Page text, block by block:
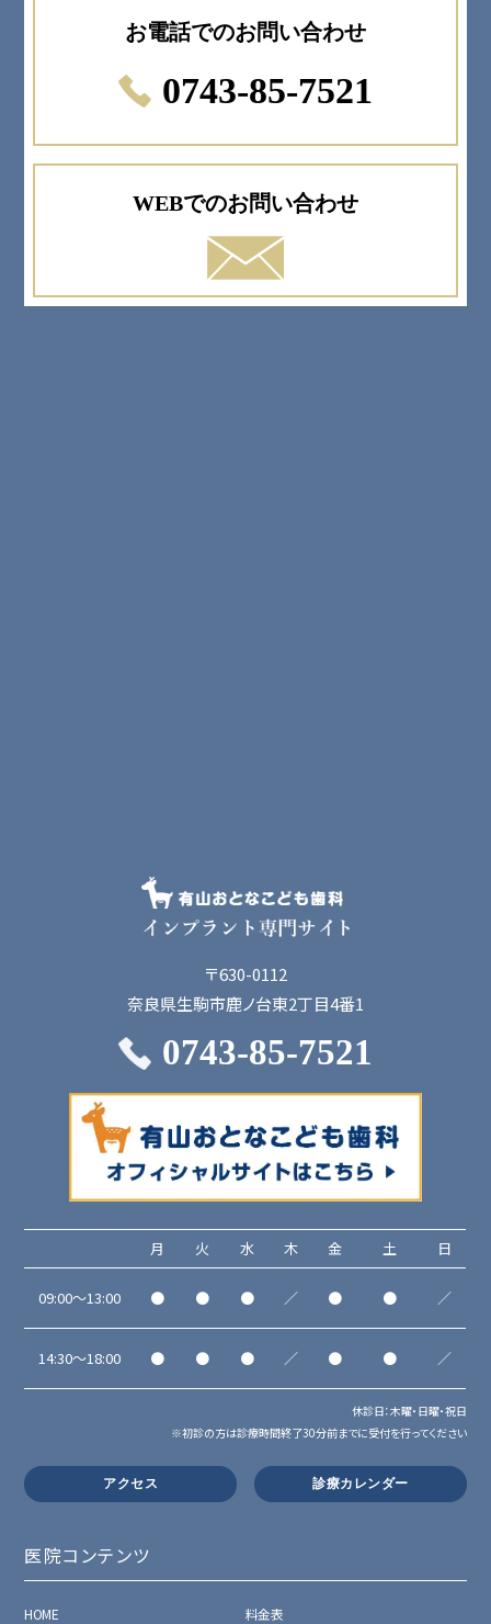
お電話でのお問い合わせ
0743-85-7521
WEBでのお問い合わせ
〒630-0112
奈良県生駒市鹿ノ台東2丁目4番1
0743-85-7521
月 火 水 木 金 土 日
09:00～13:00 ● ● ● ／ ● ● ／
14:30～18:00 ● ● ● ／ ● ● ／
休診日：木曜・日曜・祝日
※初診の方は診療時間終了30分前までに受付を行ってください
アクセス 診療カレンダー
医院コンテンツ
HOME 料金表